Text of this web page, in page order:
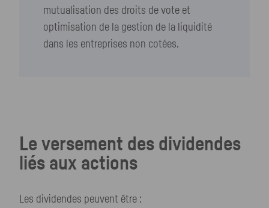
mutualisation des droits de vote et
optimisation de la gestion de la liquidité
dans les entreprises non cotées.
Le versement des dividendes
liés aux actions
Les dividendes peuvent être :